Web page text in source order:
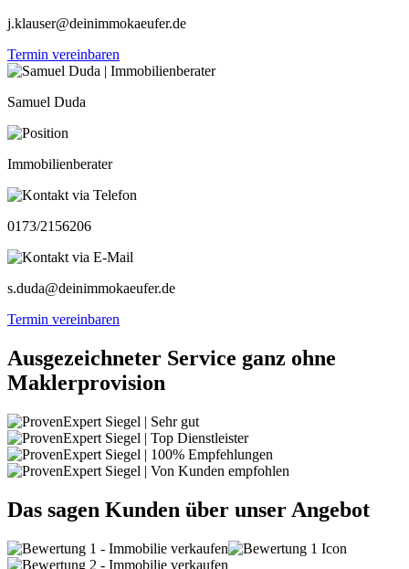
j.klauser@deinimmokaeufer.de
Termin vereinbaren
Samuel Duda
Immobilienberater
0173/2156206
s.duda@deinimmokaeufer.de
Termin vereinbaren
Ausgezeichneter Service ganz ohne
Maklerprovision
Das sagen Kunden über unser Angebot